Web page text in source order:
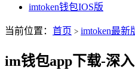
imtoken钱包IOS版
当前位置： 首页 > imtoken最新
im钱包app下载-深